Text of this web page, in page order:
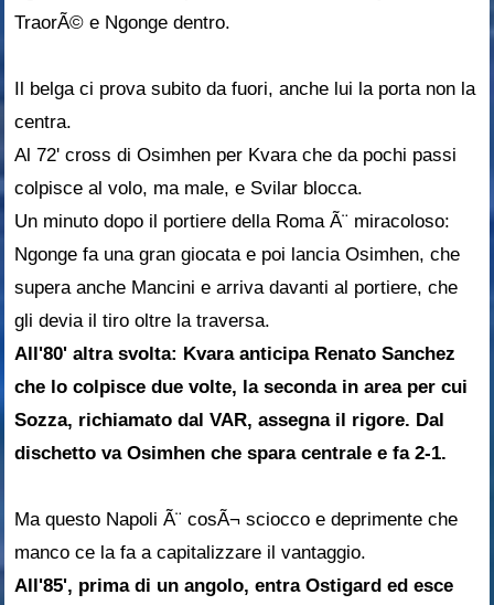
TraorÃ© e Ngonge dentro.
Il belga ci prova subito da fuori, anche lui la porta non la
centra.
Al 72' cross di Osimhen per Kvara che da pochi passi
colpisce al volo, ma male, e Svilar blocca.
Un minuto dopo il portiere della Roma Ã¨ miracoloso:
Ngonge fa una gran giocata e poi lancia Osimhen, che
supera anche Mancini e arriva davanti al portiere, che
gli devia il tiro oltre la traversa.
All'80' altra svolta: Kvara anticipa Renato Sanchez
che lo colpisce due volte, la seconda in area per cui
Sozza, richiamato dal VAR, assegna il rigore. Dal
dischetto va Osimhen che spara centrale e fa 2-1.
Ma questo Napoli Ã¨ cosÃ¬ sciocco e deprimente che
manco ce la fa a capitalizzare il vantaggio.
All'85', prima di un angolo, entra Ostigard ed esce